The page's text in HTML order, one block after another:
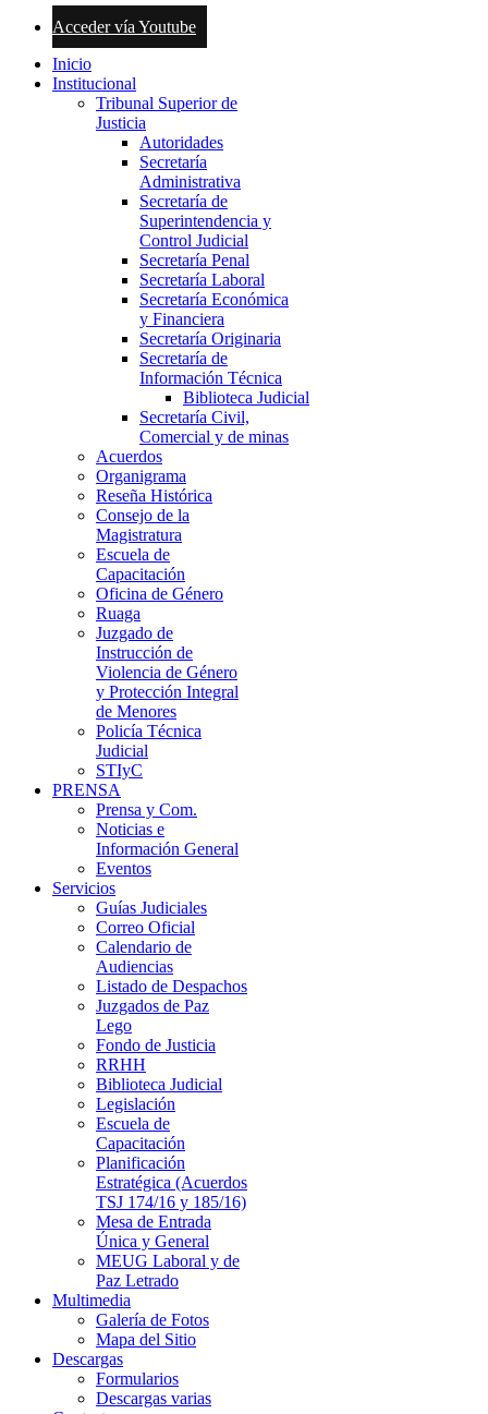
Acceder vía Youtube
Inicio
Institucional
Tribunal Superior de
Justicia
Autoridades
Secretaría
Administrativa
Secretaría de
Superintendencia y
Control Judicial
Secretaría Penal
Secretaría Laboral
Secretaría Económica
y Financiera
Secretaría Originaria
Secretaría de
Información Técnica
Biblioteca Judicial
Secretaría Civil,
Comercial y de minas
Acuerdos
Organigrama
Reseña Histórica
Consejo de la
Magistratura
Escuela de
Capacitación
Oficina de Género
Ruaga
Juzgado de
Instrucción de
Violencia de Género
y Protección Integral
de Menores
Policía Técnica
Judicial
STIyC
PRENSA
Prensa y Com.
Noticias e
Información General
Eventos
Servicios
Guías Judiciales
Correo Oficial
Calendario de
Audiencias
Listado de Despachos
Juzgados de Paz
Lego
Fondo de Justicia
RRHH
Biblioteca Judicial
Legislación
Escuela de
Capacitación
Planificación
Estratégica (Acuerdos
TSJ 174/16 y 185/16)
Mesa de Entrada
Única y General
MEUG Laboral y de
Paz Letrado
Multimedia
Galería de Fotos
Mapa del Sitio
Descargas
Formularios
Descargas varias